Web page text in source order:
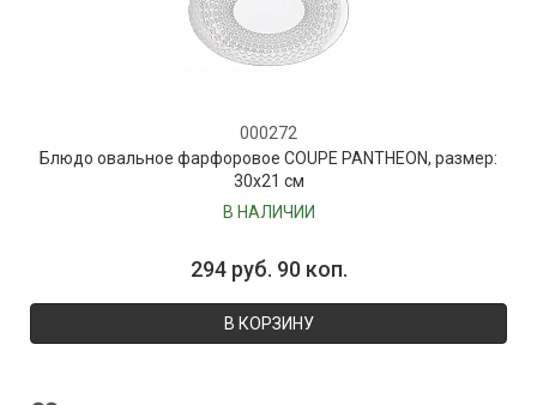
000272
Блюдо овальное фарфоровое COUPE PANTHEON, размер:
30х21 см
В НАЛИЧИИ
294 руб. 90 коп.
В КОРЗИНУ